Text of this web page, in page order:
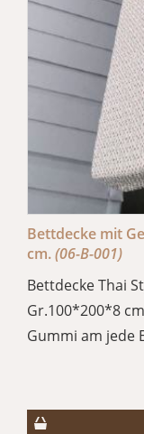
Bettdecke mit
cm.(06-B-001)
Bettdecke Thai
Gr.100*200*8
Gummi am jede